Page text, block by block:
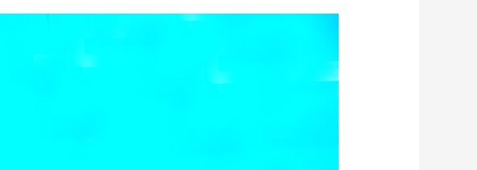
健康 樂齡 閱讀 藝術 汽車 數智 5G 産業+